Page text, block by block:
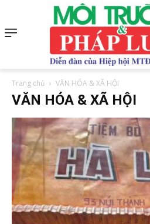
Trang chủ VĂN HÓA & XÃ HỘI
VĂN HÓA & XÃ HỘI